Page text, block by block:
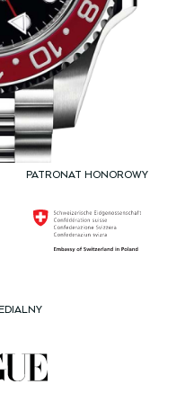
PATRONAT HONOROWY